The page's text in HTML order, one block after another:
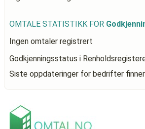
OMTALE STATISTIKK FOR
Ingen omtaler registrert
Godkjenningsstatus i
Siste oppdateringer for bedrifter